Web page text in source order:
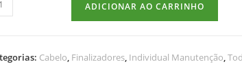
ADICIONAR AO CARRINHO
Cabelo, Finalizadores, Individual Manutenção,